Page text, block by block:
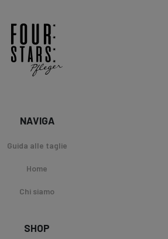
NAVIGA
Guida alle taglie
Home
Chi siamo
SHOP